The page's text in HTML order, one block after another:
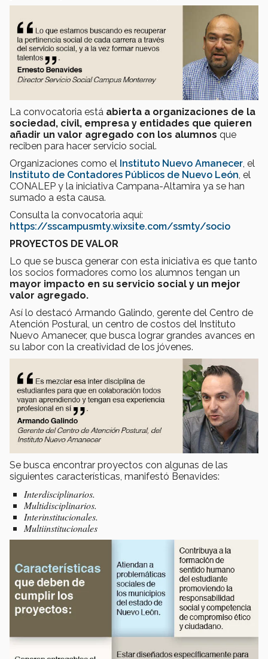
La convocatoria está abierta a organizaciones de la
sociedad, civil, empresa y entidades que quieren
añadir un valor agregado con los alumnos que
reciben para hacer servicio social.
Organizaciones como el Instituto Nuevo Amanecer , el
Instituto de Contadores Públicos de Nuevo León , el
CONALEP y la iniciativa Campana-Altamira ya se han
sumado a esta causa.
Consulta la convocatoria aquí:
https://sscampusmty.wixsite.com/ssmty/socio
PROYECTOS DE VALOR
Lo que se busca generar con esta iniciativa es que tanto
los socios formadores como los alumnos tengan un
mayor impacto en su servicio social y un mejor
valor agregado.
Así lo destacó Armando Galindo, gerente del Centro de
Atención Postural, un centro de costos del Instituto
Nuevo Amanecer, que busca lograr grandes avances en
su labor con la creatividad de los jóvenes.
Se busca encontrar proyectos con algunas de las
siguientes características, manifestó Benavides:
Interdisciplinarios.
Multidisciplinarios.
Interinstitucionales.
Multiinstitucionales